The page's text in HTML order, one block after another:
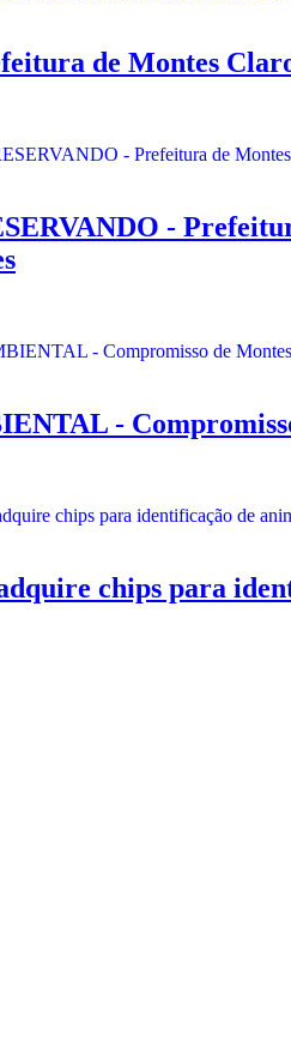
de Montes
-
-
chips para